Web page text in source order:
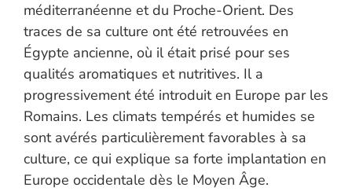
méditerranéenne et du Proche-Orient. Des
traces de sa culture ont été retrouvées en
Égypte ancienne, où il était prisé pour ses
qualités aromatiques et nutritives. Il a
progressivement été introduit en Europe par les
Romains. Les climats tempérés et humides se
sont avérés particulièrement favorables à sa
culture, ce qui explique sa forte implantation en
Europe occidentale dès le Moyen Âge.